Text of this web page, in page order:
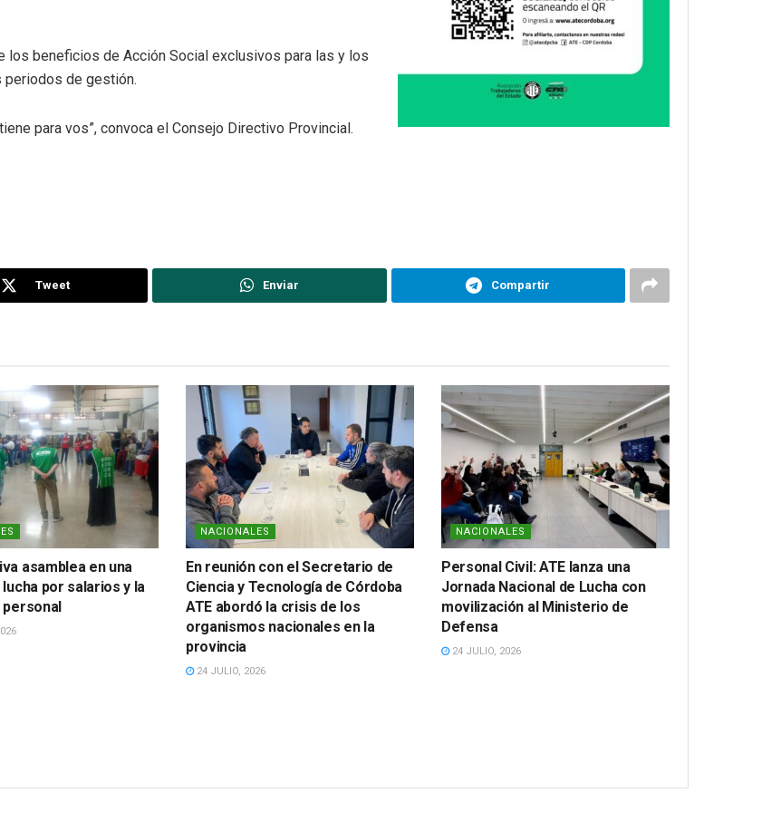
los beneficios de Acción Social exclusivos para las y los
periodos de gestión.
para vos”, convoca el Consejo Directivo Provincial.
Tweet Enviar Compartir
asamblea en una
por salarios y la
NACIONALES
En reunión con el Secretario de
Ciencia y Tecnología de Córdoba
ATE abordó la crisis de los
organismos nacionales en la
provincia
24 JULIO, 2026
NACIONALES
Personal Civil: ATE lanza una
Jornada Nacional de Lucha con
movilización al Ministerio de
Defensa
24 JULIO, 2026